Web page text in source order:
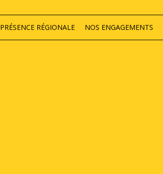
PRÉSENCE RÉGIONALE NOS ENGAGEMENTS